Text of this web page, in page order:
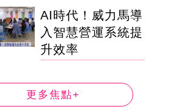
AI時代！威力馬導
入智慧營運系統提
升效率
更多焦點+